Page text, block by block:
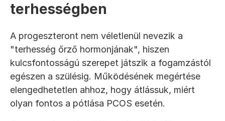
terhességben
A progeszteront nem véletlenül nevezik a
"terhesség őrző hormonjának", hiszen
kulcsfontosságú szerepet játszik a fogamzástól
egészen a szülésig. Működésének megértése
elengedhetetlen ahhoz, hogy átlássuk, miért
olyan fontos a pótlása PCOS esetén.